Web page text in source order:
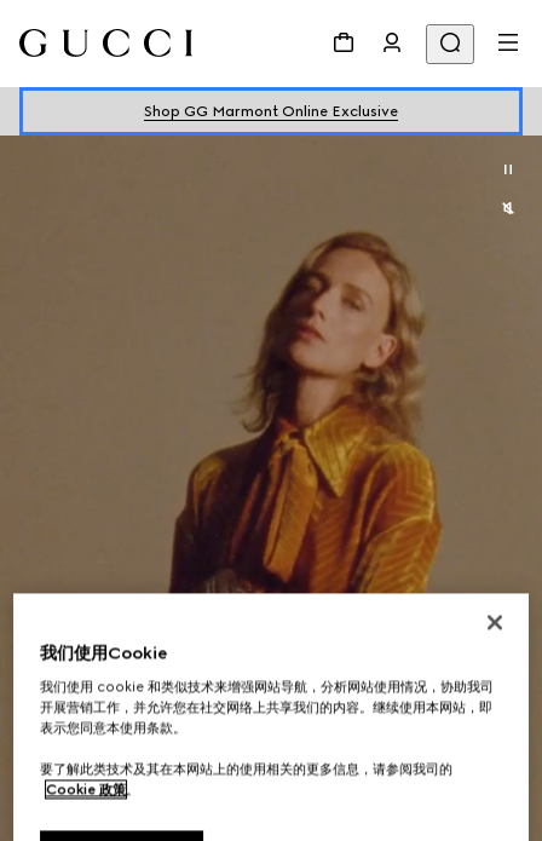
Shop GG Marmont Online Exclusive
我们使用Cookie
我们使用 cookie 和类似技术来增强网站导航，分析网站使用情况，协助我司
开展营销工作，并允许您在社交网络上共享我们的内容。继续使用本网站，即
表示您同意本使用条款。
要了解此类技术及其在本网站上的使用相关的更多信息，请参阅我司的
Cookie 政策。